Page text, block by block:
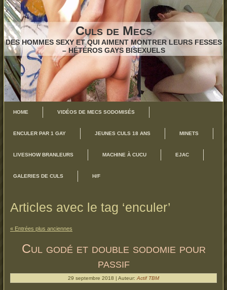
Culs de Mecs
DES HOMMES SEXY ET QUI AIMENT MONTRER LEURS FESSES
– HÉTÉROS GAYS BISEXUELS
HOME VIDÉOS DE MECS SODOMISÉS
ENCULER PAR 1 GAY JEUNES CULS 18 ANS MINETS
LIVESHOW BRANLEURS MACHINE À CUCU EJAC
GALERIES DE CULS H/F
Articles avec le tag ‘enculer’
« Entrées plus anciennes
Cul godé et double sodomie pour
passif
29 septembre 2018 | Auteur: Actif TBM